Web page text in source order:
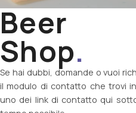
Beer
Shop.
Se hai dubbi, domande o vuoi
il modulo di contatto che trovi
uno dei link di contatto qui